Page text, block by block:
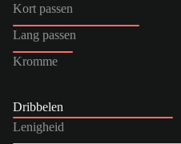
Kort passen
Lang passen
Kromme
Dribbelen
Lenigheid